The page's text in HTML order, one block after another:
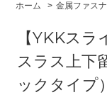
ホーム
> 金属ファス
【YKKス
スラス上下
ックタイプ